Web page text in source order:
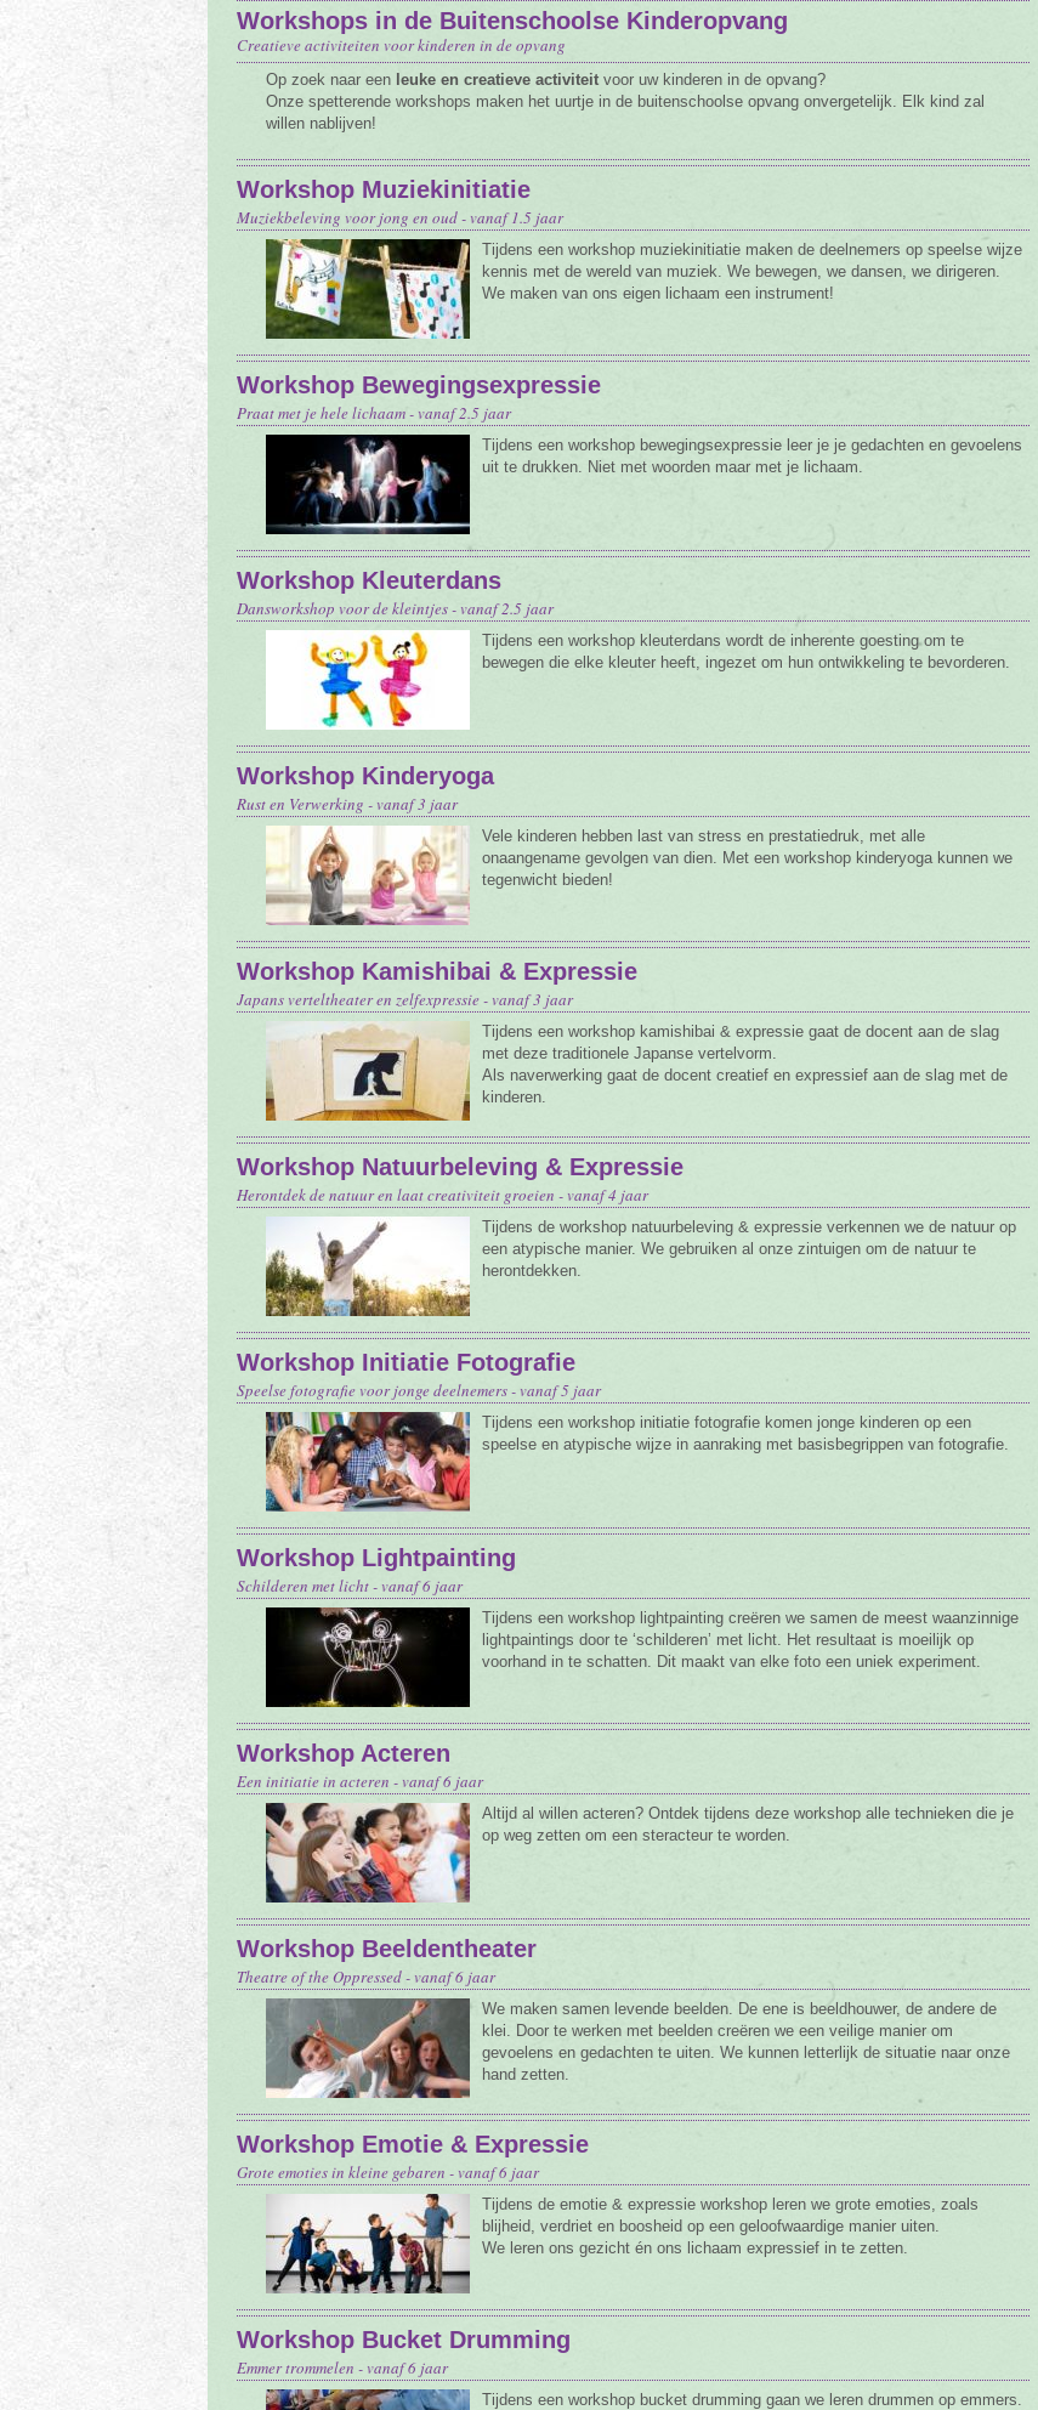
Contact
Workshops in de Buitenschoolse Kinderopvang
Creatieve activiteiten voor kinderen in de opvang
Op zoek naar een leuke en creatieve activiteit voor uw kinderen in de opvang?
Onze spetterende workshops maken het uurtje in de buitenschoolse opvang onvergetelijk. Elk kind zal
willen nablijven!
Workshop Muziekinitiatie
Muziekbeleving voor jong en oud - vanaf 1.5 jaar
Tijdens een workshop muziekinitiatie maken de deelnemers op speelse wijze
kennis met de wereld van muziek. We bewegen, we dansen, we dirigeren.
We maken van ons eigen lichaam een instrument!
Workshop Bewegingsexpressie
Praat met je hele lichaam - vanaf 2.5 jaar
Tijdens een workshop bewegingsexpressie leer je je gedachten en gevoelens
uit te drukken. Niet met woorden maar met je lichaam.
Workshop Kleuterdans
Dansworkshop voor de kleintjes - vanaf 2.5 jaar
Tijdens een workshop kleuterdans wordt de inherente goesting om te
bewegen die elke kleuter heeft, ingezet om hun ontwikkeling te bevorderen.
Workshop Kinderyoga
Rust en Verwerking - vanaf 3 jaar
Vele kinderen hebben last van stress en prestatiedruk, met alle
onaangename gevolgen van dien. Met een workshop kinderyoga kunnen we
tegenwicht bieden!
Workshop Kamishibai & Expressie
Japans verteltheater en zelfexpressie - vanaf 3 jaar
Tijdens een workshop kamishibai & expressie gaat de docent aan de slag
met deze traditionele Japanse vertelvorm.
Als naverwerking gaat de docent creatief en expressief aan de slag met de
kinderen.
Workshop Natuurbeleving & Expressie
Herontdek de natuur en laat creativiteit groeien - vanaf 4 jaar
Tijdens de workshop natuurbeleving & expressie verkennen we de natuur op
een atypische manier. We gebruiken al onze zintuigen om de natuur te
herontdekken.
Workshop Initiatie Fotografie
Speelse fotografie voor jonge deelnemers - vanaf 5 jaar
Tijdens een workshop initiatie fotografie komen jonge kinderen op een
speelse en atypische wijze in aanraking met basisbegrippen van fotografie.
Workshop Lightpainting
Schilderen met licht - vanaf 6 jaar
Tijdens een workshop lightpainting creëren we samen de meest waanzinnige
lightpaintings door te ‘schilderen’ met licht. Het resultaat is moeilijk op
voorhand in te schatten. Dit maakt van elke foto een uniek experiment.
Workshop Acteren
Een initiatie in acteren - vanaf 6 jaar
Altijd al willen acteren? Ontdek tijdens deze workshop alle technieken die je
op weg zetten om een steracteur te worden.
Workshop Beeldentheater
Theatre of the Oppressed - vanaf 6 jaar
We maken samen levende beelden. De ene is beeldhouwer, de andere de
klei. Door te werken met beelden creëren we een veilige manier om
gevoelens en gedachten te uiten. We kunnen letterlijk de situatie naar onze
hand zetten.
Workshop Emotie & Expressie
Grote emoties in kleine gebaren - vanaf 6 jaar
Tijdens de emotie & expressie workshop leren we grote emoties, zoals
blijheid, verdriet en boosheid op een geloofwaardige manier uiten.
We leren ons gezicht én ons lichaam expressief in te zetten.
Workshop Bucket Drumming
Emmer trommelen - vanaf 6 jaar
Tijdens een workshop bucket drumming gaan we leren drummen op emmers.